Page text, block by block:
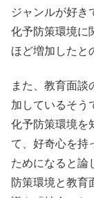
ジャンルが好き
化予防策環境に
ほど増加したと
また、教育面談
加しているそう
化予防策環境を
て、好奇心を持
ためになると論
防策環境と教育